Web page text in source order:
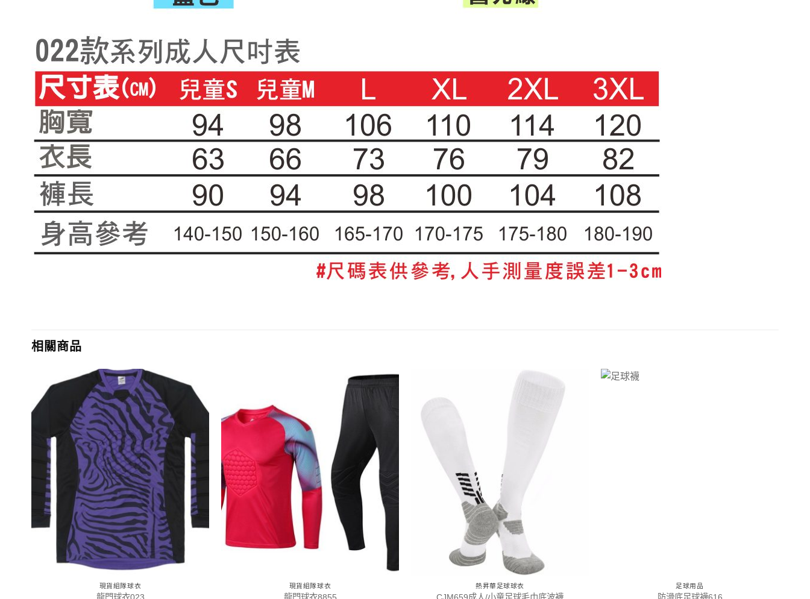
相關商品
現貨組隊球衣
龍門球衣023
現貨組隊球衣
龍門球衣8855
熱昇華足球球衣
CJM659成人/小童足球毛巾底波襪
足球用品
防滑底足球襪616